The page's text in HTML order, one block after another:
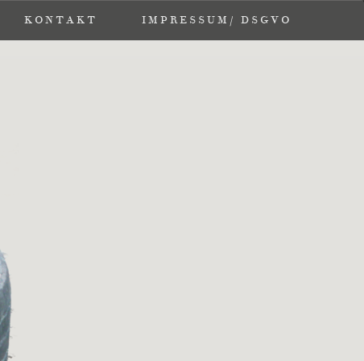
KONTAKT IMPRESSUM/ DSGVO
KONTAKT IMPRESSUM/ DSGVO